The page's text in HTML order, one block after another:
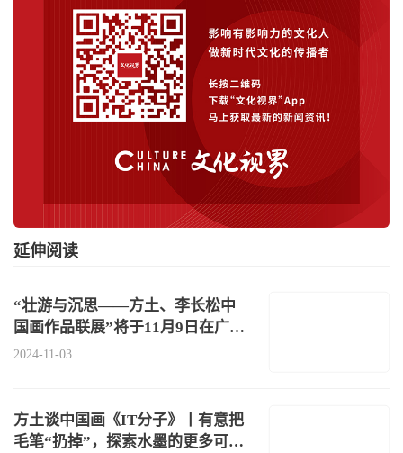
延伸阅读
“壮游与沉思——方土、李长松中
国画作品联展”将于11月9日在广东
肇庆
2024-11-03
方土谈中国画《IT分子》丨有意把
毛笔“扔掉”，探索水墨的更多可能